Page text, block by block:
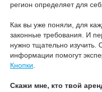
регион определяет для
Как вы уже поняли, для
законные требования. И
нужно тщательно изучить.
информации помогут
Кнопки
Скажи мне, кто твой